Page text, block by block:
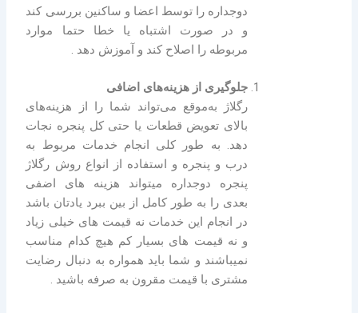
دوجداره را توسط اعضا و ساکنین بررسی کند
و در صورت اشتباه یا خطا حتما موارد
مربوطه را اصلاح کند و آموزش دهد .
جلوگیری از هزینه‌های اضافی
رگلاژ به‌موقع می‌تواند شما را از هزینه‌های
بالای تعویض قطعات یا حتی کل پنجره نجات
دهد. به طور کلی انجام خدمات مربوط به
درب و پنجره و استفاده از انواع روش رگلاژ
پنجره دوجداره میتواند هزینه های اضفی
بعدی را به طور کامل از بین ببرد یادتان باشد
در انجام این خدمات نه قیمت های خیلی زیاد
و نه قیمت های بسیار کم هیچ کدام مناسب
نمیباشند و شما باید همواره به دنبال رضایت
مشتری با قیمت مقرون به صرفه باشید .